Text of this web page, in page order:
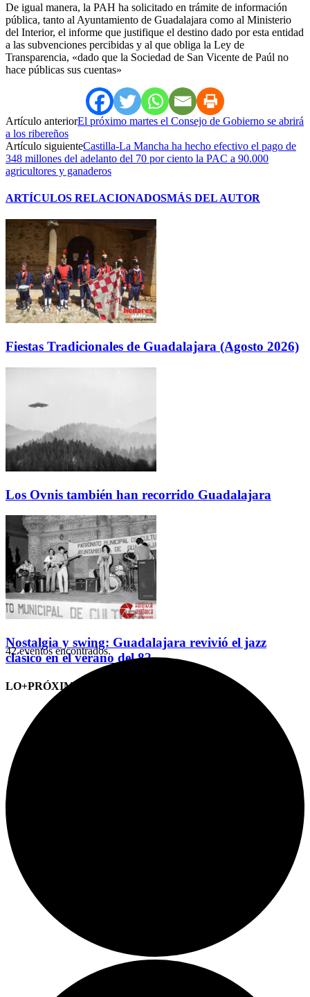
De igual manera, la PAH ha solicitado en trámite de información
pública, tanto al Ayuntamiento de Guadalajara como al Ministerio
del Interior, el informe que justifique el destino dado por esta entidad
a las subvenciones percibidas y al que obliga la Ley de
Transparencia, «dado que la Sociedad de San Vicente de Paúl no
hace públicas sus cuentas»
Artículo anteriorEl próximo martes el Consejo de Gobierno se abrirá
a los ribereños
Artículo siguienteCastilla-La Mancha ha hecho efectivo el pago de
348 millones del adelanto del 70 por ciento la PAC a 90.000
agricultores y ganaderos
ARTÍCULOS RELACIONADOSMÁS DEL AUTOR
Fiestas Tradicionales de Guadalajara (Agosto 2026)
Los Ovnis también han recorrido Guadalajara
Nostalgia y swing: Guadalajara revivió el jazz
clásico en el verano del 82
LO+PRÓXIMO (CITAS)
42 eventos encontrados.